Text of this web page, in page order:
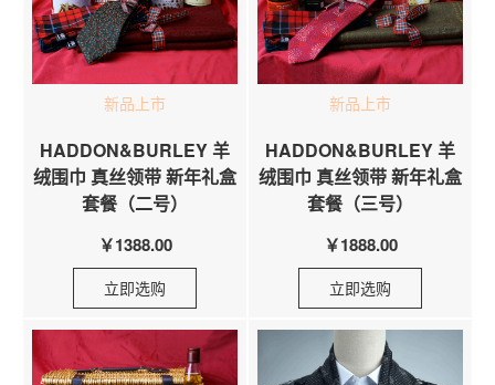
新品上市
HADDON&BURLEY 羊
绒围巾 真丝领带 新年礼盒
套餐（二号）
￥1388.00
立即选购
新品上市
HADDON&BURLEY 羊
绒围巾 真丝领带 新年礼盒
套餐（三号）
￥1888.00
立即选购